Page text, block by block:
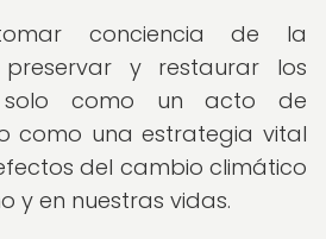
conciencia de la
y restaurar los
solo como un acto de
como una estrategia vital
del cambio climático
y en nuestras vidas.